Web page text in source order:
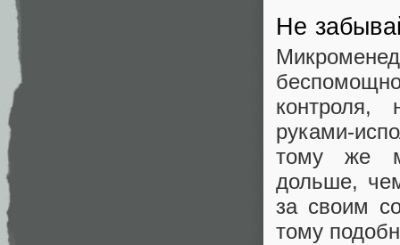
Не
контроля,
тому же
дольше,
за своим
тому